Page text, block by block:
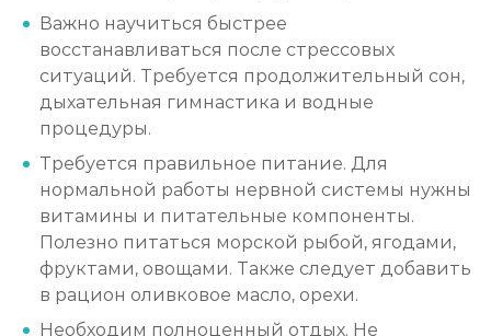
Важно научиться быстрее
восстанавливаться после стрессовых
ситуаций. Требуется продолжительный сон,
дыхательная гимнастика и водные
процедуры.
Требуется правильное питание. Для
нормальной работы нервной системы нужны
витамины и питательные компоненты.
Полезно питаться морской рыбой, ягодами,
фруктами, овощами. Также следует добавить
в рацион оливковое масло, орехи.
Необходим полноценный отдых. Не